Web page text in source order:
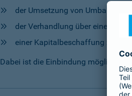
der Umsetzung von Umbau- und
der Verhandlung über eine
einer Kapitalbeschaffung zur
Dabei ist die Einbindung möglicher